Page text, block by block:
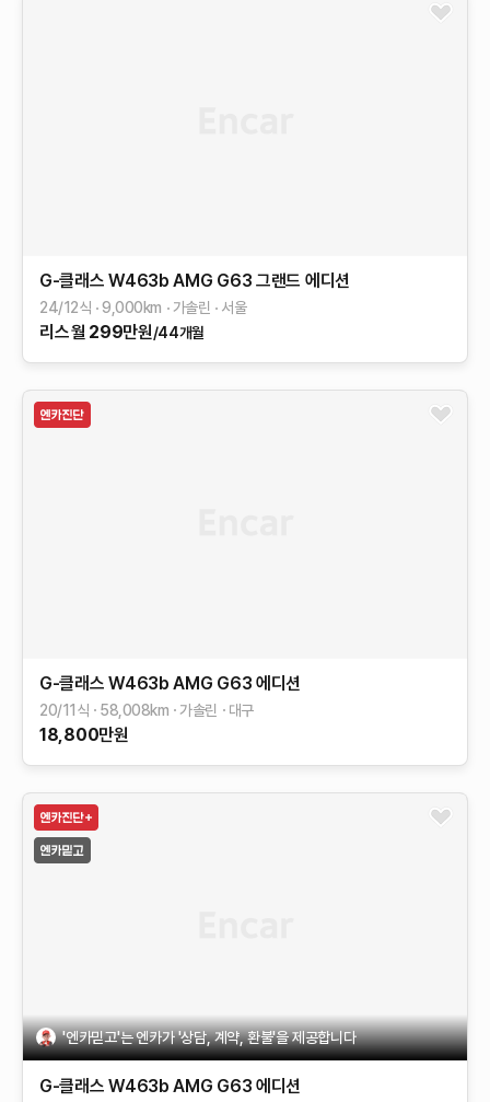
G-클래스 W463b AMG G63 그랜드 에디션
24/12식 9,000km 가솔린 서울
리스월 299만원/44개월
G-클래스 W463b AMG G63 에디션
20/11식 58,008km 가솔린 대구
18,800만원
'엔카믿고'는 엔카가 '상담, 계약, 환불'을 제공합니다
G-클래스 W463b AMG G63 에디션